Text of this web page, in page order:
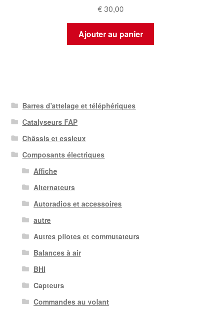
€30,00
Ajouter au panier
Barres d'attelage et téléphériques
Catalyseurs FAP
Châssis et essieux
Composants électriques
Affiche
Alternateurs
Autoradios et accessoires
autre
Autres pilotes et commutateurs
Balances à air
BHI
Capteurs
Commandes au volant